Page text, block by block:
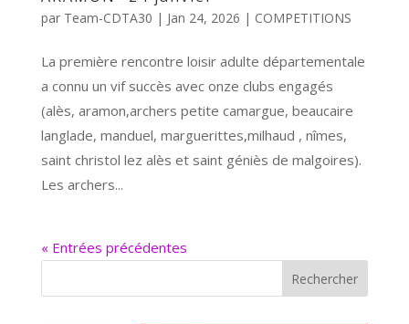
par Team-CDTA30 | Jan 24, 2026 | COMPETITIONS
La première rencontre loisir adulte départementale
a connu un vif succès avec onze clubs engagés
(alès, aramon,archers petite camargue, beaucaire
langlade, manduel, marguerittes,milhaud , nîmes,
saint christol lez alès et saint géniès de malgoires).
Les archers...
« Entrées précédentes
Rechercher